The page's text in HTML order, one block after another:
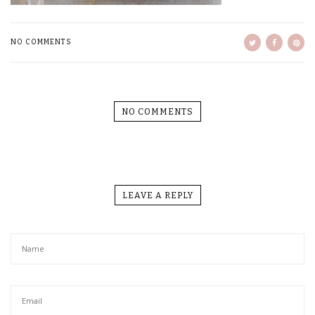
NO COMMENTS
NO COMMENTS
LEAVE A REPLY